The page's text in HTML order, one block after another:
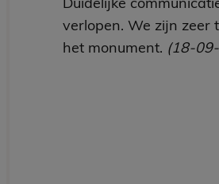
verlopen. We zijn zeer
het monument. (18-